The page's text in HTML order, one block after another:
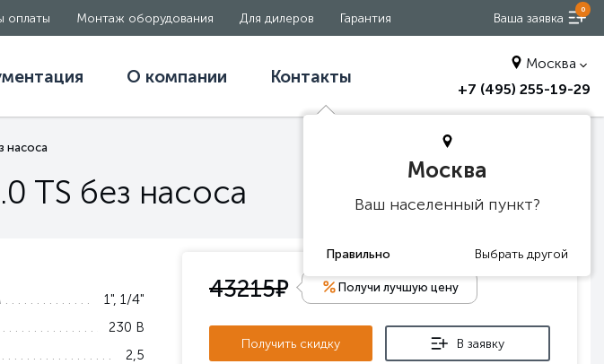
оплаты Монтаж оборудования Для дилеров Гарантия Ваша заявка
0
О компании Контакты
+7 (495) 255-19-29
Москва
Москва
Ваш населенный пункт?
насоса
TS без насоса
1", 1/4"
230 В
2,5
43215е Получи лучшую цену
Получить скидку В заявку